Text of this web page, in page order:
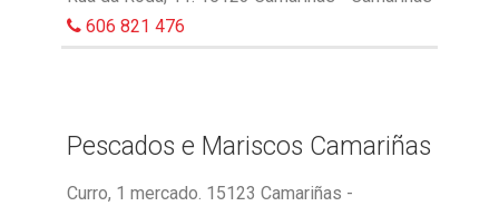
606 821 476
Pescados e Mariscos Camariñas
Curro, 1 mercado. 15123 Camariñas -